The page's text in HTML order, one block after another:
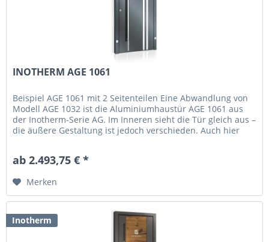
INOTHERM AGE 1061
Beispiel AGE 1061 mit 2 Seitenteilen Eine Abwandlung von
Modell AGE 1032 ist die Aluminiumhaustür AGE 1061 aus
der Inotherm-Serie AG. Im Inneren sieht die Tür gleich aus –
die äußere Gestaltung ist jedoch verschieden. Auch hier
ab 2.493,75 € *
Merken
Inotherm